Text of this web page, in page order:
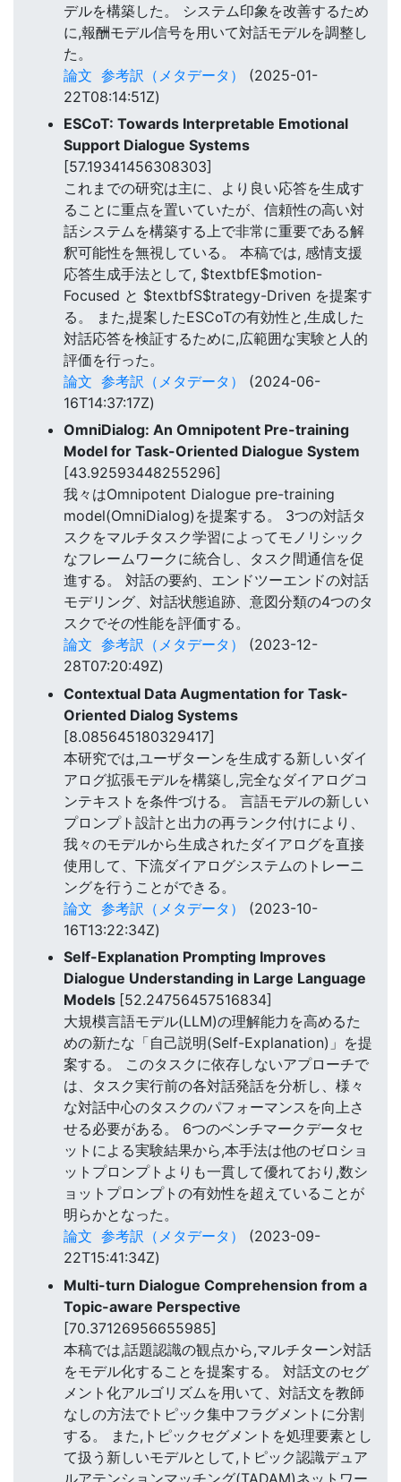
デルを構築した。 システム印象を改善するため
に,報酬モデル信号を用いて対話モデルを調整し
た。
論文 参考訳（メタデータ）
(2025-01-
22T08:14:51Z)
ESCoT: Towards Interpretable Emotional
Support Dialogue Systems
[57.19341456308303]
これまでの研究は主に、より良い応答を生成す
ることに重点を置いていたが、信頼性の高い対
話システムを構築する上で非常に重要である解
釈可能性を無視している。 本稿では, 感情支援
応答生成手法として, $textbfE$motion-
Focused と $textbfS$trategy-Driven を提案す
る。 また,提案したESCoTの有効性と,生成した
対話応答を検証するために,広範囲な実験と人的
評価を行った。
論文 参考訳（メタデータ）
(2024-06-
16T14:37:17Z)
OmniDialog: An Omnipotent Pre-training
Model for Task-Oriented Dialogue System
[43.92593448255296]
我々はOmnipotent Dialogue pre-training
model(OmniDialog)を提案する。 3つの対話タ
スクをマルチタスク学習によってモノリシック
なフレームワークに統合し、タスク間通信を促
進する。 対話の要約、エンドツーエンドの対話
モデリング、対話状態追跡、意図分類の4つのタ
スクでその性能を評価する。
論文 参考訳（メタデータ）
(2023-12-
28T07:20:49Z)
Contextual Data Augmentation for Task-
Oriented Dialog Systems
[8.085645180329417]
本研究では,ユーザターンを生成する新しいダイ
アログ拡張モデルを構築し,完全なダイアログコ
ンテキストを条件づける。 言語モデルの新しい
プロンプト設計と出力の再ランク付けにより、
我々のモデルから生成されたダイアログを直接
使用して、下流ダイアログシステムのトレーニ
ングを行うことができる。
論文 参考訳（メタデータ）
(2023-10-
16T13:22:34Z)
Self-Explanation Prompting Improves
Dialogue Understanding in Large Language
Models [52.24756457516834]
大規模言語モデル(LLM)の理解能力を高めるた
めの新たな「自己説明(Self-Explanation)」を提
案する。 このタスクに依存しないアプローチで
は、タスク実行前の各対話発話を分析し、様々
な対話中心のタスクのパフォーマンスを向上さ
せる必要がある。 6つのベンチマークデータセ
ットによる実験結果から,本手法は他のゼロショ
ットプロンプトよりも一貫して優れており,数シ
ョットプロンプトの有効性を超えていることが
明らかとなった。
論文 参考訳（メタデータ）
(2023-09-
22T15:41:34Z)
Multi-turn Dialogue Comprehension from a
Topic-aware Perspective
[70.37126956655985]
本稿では,話題認識の観点から,マルチターン対話
をモデル化することを提案する。 対話文のセグ
メント化アルゴリズムを用いて、対話文を教師
なしの方法でトピック集中フラグメントに分割
する。 また,トピックセグメントを処理要素とし
て扱う新しいモデルとして,トピック認識デュア
ルアテンションマッチング(TADAM)ネットワー